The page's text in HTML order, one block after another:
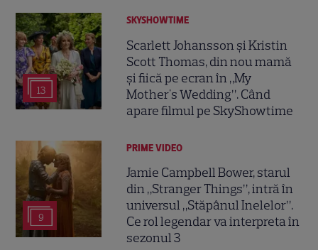
13
SKYSHOWTIME
Scarlett Johansson și Kristin
Scott Thomas, din nou mamă
și fiică pe ecran în „My
Mother's Wedding”. Când
apare filmul pe SkyShowtime
9
PRIME VIDEO
Jamie Campbell Bower, starul
din „Stranger Things”, intră în
universul „Stăpânul Inelelor”.
Ce rol legendar va interpreta în
sezonul 3